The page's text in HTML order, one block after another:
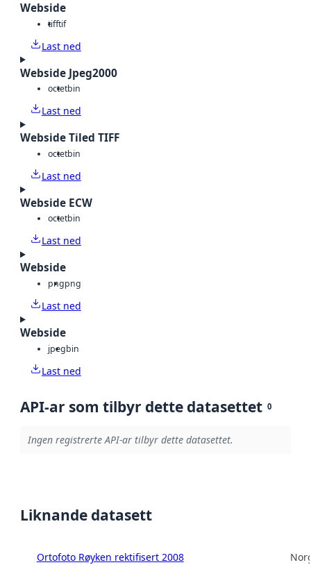
Webside
tifftif
Last ned
Webside Jpeg2000
octetbin
Last ned
Webside Tiled TIFF
octetbin
Last ned
Webside ECW
octetbin
Last ned
Webside
pngpng
Last ned
Webside
jpegbin
Last ned
API-ar som tilbyr dette datasettet 0
Ingen registrerte API-ar tilbyr dette datasettet.
Liknande datasett
Ortofoto Røyken rektifisert 2008